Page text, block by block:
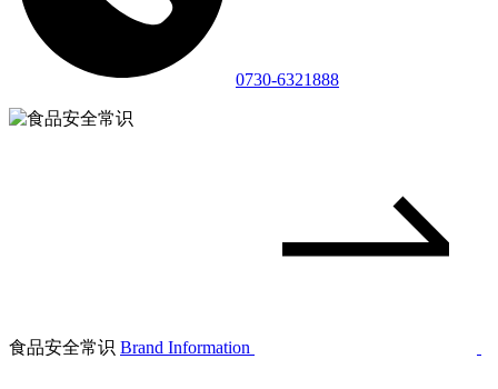
0730-6321888
食品安全常识 Brand Information